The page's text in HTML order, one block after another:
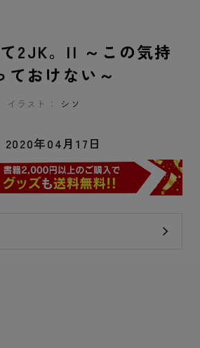
2JK。II ～この気持
ておけない～
イラスト： シソ
2020年04月17日